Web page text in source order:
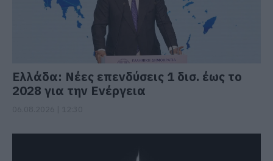
Ελλάδα: Νέες επενδύσεις 1 δισ. έως το
2028 για την Ενέργεια